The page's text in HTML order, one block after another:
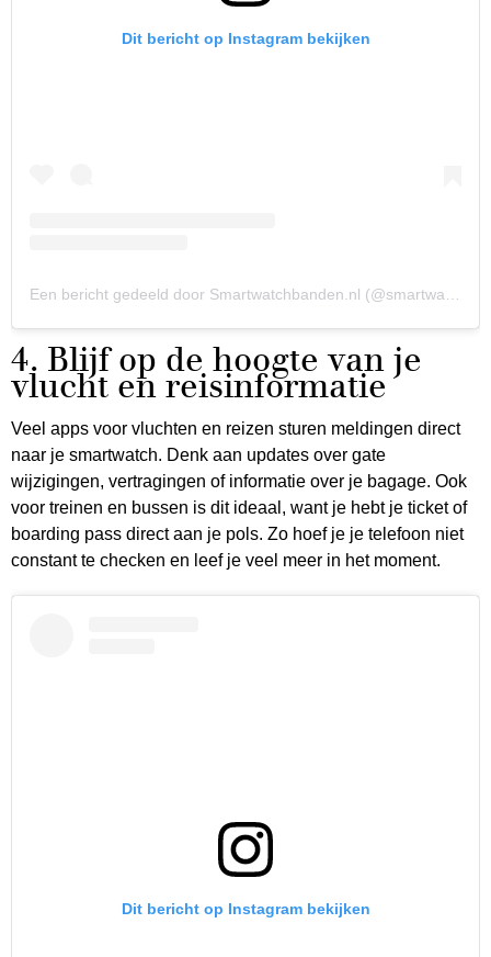
Dit bericht op Instagram bekijken
4. Blijf op de hoogte van je
vlucht en reisinformatie
Veel apps voor vluchten en reizen sturen meldingen direct
naar je smartwatch. Denk aan updates over gate
wijzigingen, vertragingen of informatie over je bagage. Ook
voor treinen en bussen is dit ideaal, want je hebt je ticket of
boarding pass direct aan je pols. Zo hoef je je telefoon niet
constant te checken en leef je veel meer in het moment.
Dit bericht op Instagram bekijken